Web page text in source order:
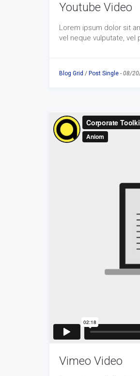
Youtube Video
Lorem ipsum dolor sit
vel neque vulputate, vel
Blog Grid / Post Single - 08/
Vimeo Video